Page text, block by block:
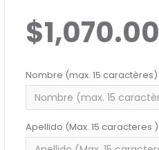
$1,070.00
Nombre (max. 15 caractères)
Apellido (Max. 15 caracteres )